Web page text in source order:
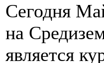
Сегодня
на
является